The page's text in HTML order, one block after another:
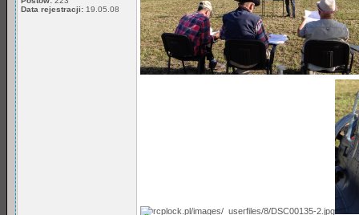
Data rejestracji: 19.05.08